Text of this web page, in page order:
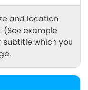
and location
(See example
subtitle which you